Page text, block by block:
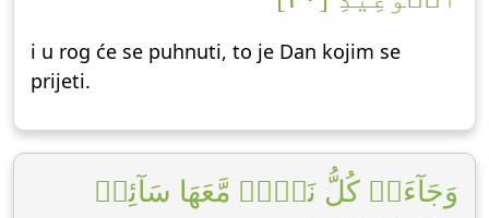
i u rog će se puhnuti, to je Dan kojim se
prijeti.
وَجَآءَتۡ كُلُّ نَفۡسٖ مَّعَهَا سَآئِقٞ